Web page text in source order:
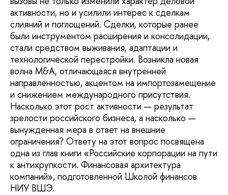
активности, но и усилили интерес к сделкам
слияний и поглощений. Сделки, которые ранее
были инструментом расширения и консолидации,
стали средством выживания, адаптации и
технологической перестройки. Возникла новая
волна M&A, отличающаяся внутренней
направленностью, акцентом на импортозамещение
и снижением международного присутствия.
Насколько этот рост активности — результат
зрелости российского бизнеса, а насколько —
вынужденная мера в ответ на внешние
ограничения? Ответу на этот вопрос посвящена
одна из глав книги «Российские корпорации на пути
к антихрупкости. Финансовая архитектура
компаний», подготовленной Школой финансов
НИУ ВШЭ.